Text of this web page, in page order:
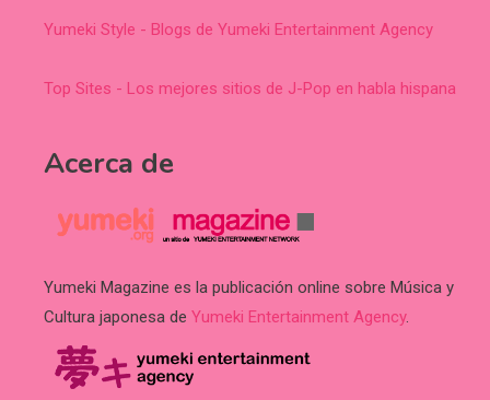
Yumeki Style - Blogs de Yumeki Entertainment Agency
Top Sites - Los mejores sitios de J-Pop en habla hispana
Acerca de
Yumeki Magazine es la publicación online sobre Música y
Cultura japonesa de Yumeki Entertainment Agency.